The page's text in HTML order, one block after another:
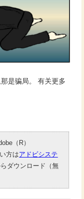
是骗局。 有关更多
（R）
方はアドビシステ
ダウンロード（無